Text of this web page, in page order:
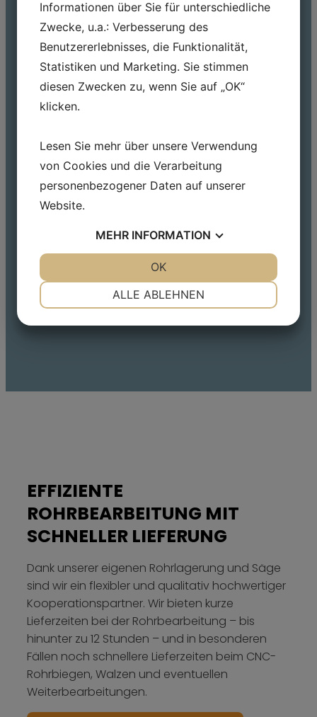
von Rohrenund andere
Metallbearbeitungsprozesse in die Produktion
integrieren.
Kontaktieren Sie uns noch heute
EFFIZIENTE
ROHRBEARBEITUNG MIT
SCHNELLER LIEFERUNG
Dank unserer eigenen Rohrlagerung und Säge
sind wir ein flexibler und qualitativ hochwertiger
Kooperationspartner. Wir bieten kurze
Lieferzeiten bei der Rohrbearbeitung – bis
hinunter zu 12 Stunden – und in besonderen
Fällen noch schnellere Lieferzeiten beim CNC-
Rohrbiegen, Walzen und eventuellen
Weiterbearbeitungen.
Informationen über Sie für unterschiedliche
Zwecke, u.a.: Verbesserung des
Benutzererlebnisses, die Funktionalität,
Statistiken und Marketing. Sie stimmen
diesen Zwecken zu, wenn Sie auf „OK“
klicken.
Lesen Sie mehr über unsere Verwendung
von Cookies und die Verarbeitung
personenbezogener Daten auf unserer
Website.
MEHR INFORMATION
ALLE ABLEHNEN
OK